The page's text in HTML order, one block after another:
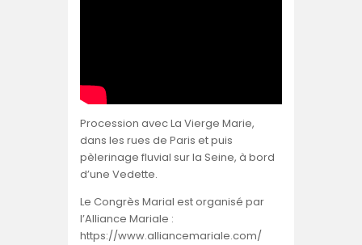
Procession avec La Vierge Marie,
dans les rues de Paris et puis
pèlerinage fluvial sur la Seine, à bord
d’une Vedette.
Le Congrès Marial est organisé par
l’Alliance Mariale :
https://www.alliancemariale.com/